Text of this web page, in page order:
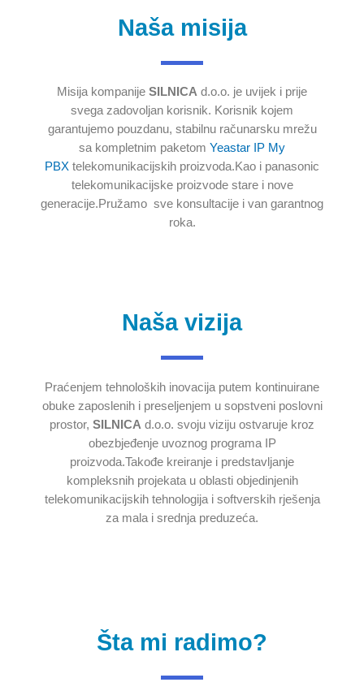
Naša misija
Misija kompanije SILNICA d.o.o. je uvijek i prije
svega zadovoljan korisnik. Korisnik kojem
garantujemo pouzdanu, stabilnu računarsku mrežu
sa kompletnim paketom Yeastar IP My
PBX telekomunikacijskih proizvoda.Kao i panasonic
telekomunikacijske proizvode stare i nove
generacije.Pružamo sve konsultacije i van garantnog
roka.
Naša vizija
Praćenjem tehnoloških inovacija putem kontinuirane
obuke zaposlenih i preseljenjem u sopstveni poslovni
prostor, SILNICA d.o.o. svoju viziju ostvaruje kroz
obezbjeđenje uvoznog programa IP
proizvoda.Takođe kreiranje i predstavljanje
kompleksnih projekata u oblasti objedinjenih
telekomunikacijskih tehnologija i softverskih rješenja
za mala i srednja preduzeća.
Šta mi radimo?